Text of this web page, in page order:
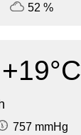
52 %
+19°C
757 mmHg